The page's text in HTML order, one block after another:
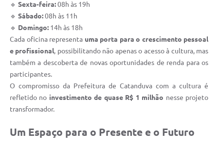
🔹 Sexta-feira:08h às 19h
🔹 Sábado:08h às 11h
🔹 Domingo: 14h às 18h
Cada oficina representa uma porta para o crescimento pessoal
e profissional, possibilitando não apenas o acesso à cultura, mas
também a descoberta de novas oportunidades de renda para os
participantes.
O compromisso da Prefeitura de Catanduva com a cultura é
refletido no investimento de quase R$ 1 milhão nesse projeto
transformador.
Um Espaço para o Presente e o Futuro